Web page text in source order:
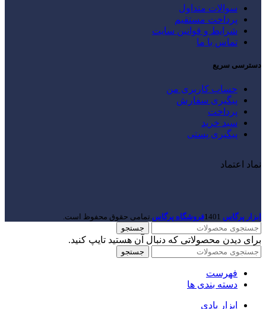
سوالات متداول
پرداخت مستقیم
شرایط و قوانین سایت
تماس با ما
دسترسی سریع
حساب کاربری من
پیگیری سفارش
پرداخت
سبد خرید
پیگیری پستی
نماد اعتماد
ابزار پرگاس 1401فروشگاه پرگاس.تمامی حقوق محفوظ است.
جستجو
برای دیدن محصولاتی که دنبال آن هستید تایپ کنید.
جستجو
فهرست
دسته بندی ها
ابزار بادی